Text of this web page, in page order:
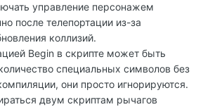
управление персонажем
после телепортации из-за
коллизий.
Begin в скрипте может быть
специальных символов без
они просто игнорируются.
двум скриптам рычагов